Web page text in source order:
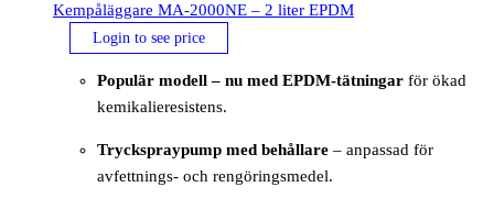
Kempåläggare MA-2000NE – 2 liter EPDM
Login to see price
Populär modell – nu med EPDM-tätningar för ökad
kemikalieresistens.
Tryckspraypump med behållare – anpassad för
avfettnings- och rengöringsmedel.